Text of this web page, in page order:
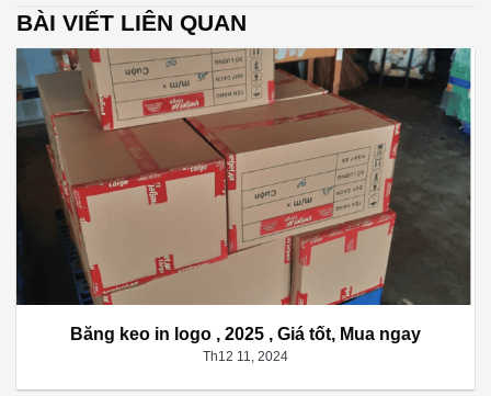
BÀI VIẾT LIÊN QUAN
Băng keo in logo , 2025 , Giá tốt, Mua ngay
Th12 11, 2024